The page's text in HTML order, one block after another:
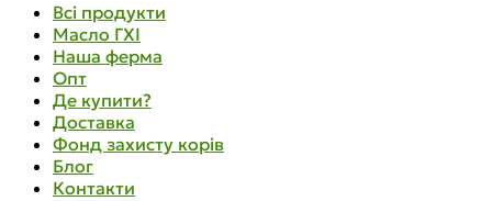
Всі продукти
Масло ГХІ
Наша ферма
Опт
Де купити?
Доставка
Фонд захисту корів
Блог
Контакти